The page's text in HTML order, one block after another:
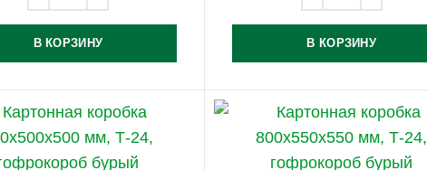
В КОРЗИНУ В КОРЗИНУ